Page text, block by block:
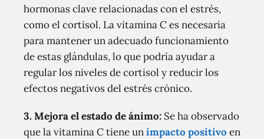
hormonas clave relacionadas con el estrés,
como el cortisol. La vitamina C es necesaria
para mantener un adecuado funcionamiento
de estas glándulas, lo que podría ayudar a
regular los niveles de cortisol y reducir los
efectos negativos del estrés crónico.
3. Mejora el estado de ánimo: Se ha observado
que la vitamina C tiene unimpacto positivo en